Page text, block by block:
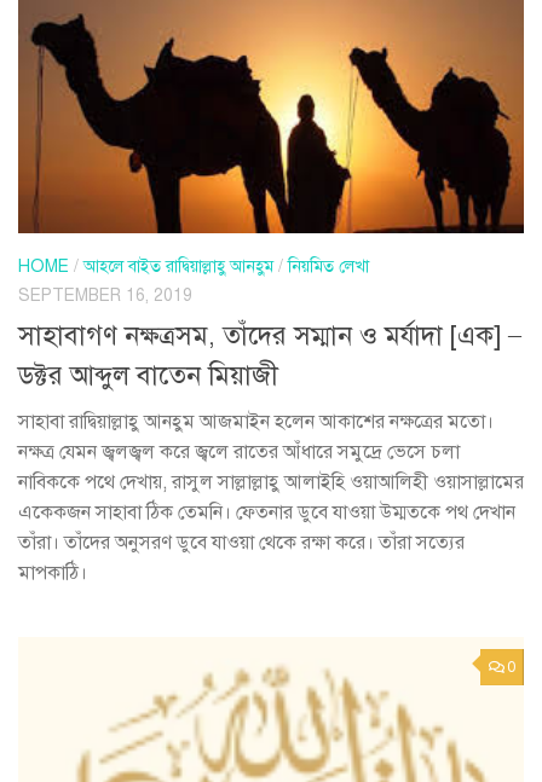
HOME /আহলে বাইত রাদ্বিয়াল্লাহু আনহুম/নিয়মিত লেখা
SEPTEMBER 16, 2019
সাহাবাগণ নক্ষত্রসম, তাঁদের সম্মান ও মর্যাদা [এক] –
ডক্টর আব্দুল বাতেন মিয়াজী
সাহাবা রাদ্বিয়াল্লাহু আনহুম আজমাইন হলেন আকাশের নক্ষত্রের মতো।
নক্ষত্র যেমন জ্বলজ্বল করে জ্বলে রাতের আঁধারে সমুদ্রে ভেসে চলা
নাবিককে পথে দেখায়, রাসুল সাল্লাল্লাহু আলাইহি ওয়াআলিহী ওয়াসাল্লামের
একেকজন সাহাবা ঠিক তেমনি। ফেতনার ডুবে যাওয়া উম্মতকে পথ দেখান
তাঁরা। তাঁদের অনুসরণ ডুবে যাওয়া থেকে রক্ষা করে। তাঁরা সত্যের
মাপকাঠি।
0